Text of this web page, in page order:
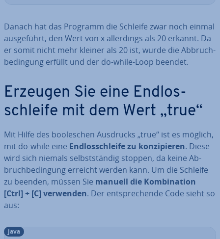
Danach hat das Programm die Schleife zwar noch einmal
aus­ge­führt, den Wert von x al­ler­dings als 20 erkannt. Da
er somit nicht mehr kleiner als 20 ist, wurde die Ab­bruch­
be­din­gung erfüllt und der do-while-Loop beendet.
Erzeugen Sie eine End­los­
schlei­fe mit dem Wert „true“
Mit Hilfe des boole­schen Ausdrucks „true“ ist es möglich,
mit do-while eine End­los­schlei­fe zu kon­zi­pie­ren. Diese
wird sich niemals selbst­stän­dig stoppen, da keine Ab­
bruch­be­din­gung erreicht werden kann. Um die Schleife
zu beenden, müssen Sie manuell die Kom­bi­na­ti­on
[Ctrl] + [C] verwenden. Der ent­spre­chen­de Code sieht so
aus:
java